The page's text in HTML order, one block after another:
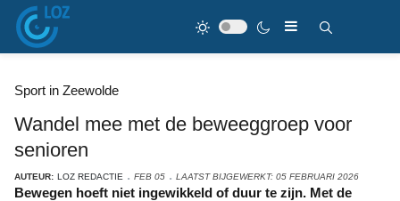
Sport in Zeewolde
Wandel mee met de beweeggroep voor
senioren
AUTEUR: LOZ REDACTIE FEB 05 LAATST BIJGEWERKT: 05 FEBRUARI 2026
Bewegen hoeft niet ingewikkeld of duur te zijn. Met de